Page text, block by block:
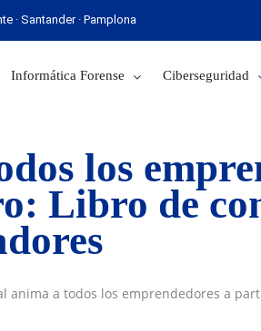
· Santander · Pamplona
Informática Forense Ciberseguridad
· Alicante · Santander · Pamplona
los
Libro de
anima a todos los emprendedores a